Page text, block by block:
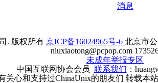
消息
. 版权所有 京ICP备16024965号-6 北京市
niuxiaotong@pcpop.com
未成年举报专区
中国互联网协会会员 联系我们 ：
关心和支持过ChinaUnix的朋友们 转载本